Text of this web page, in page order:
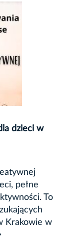
dzieci w
pełne
To
Krakowie w